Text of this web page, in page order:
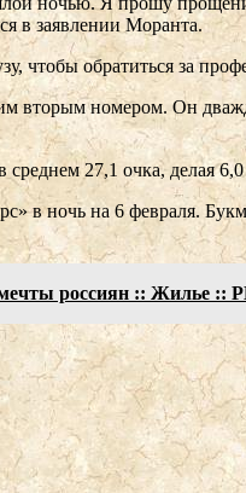
в заявлении Моранта.
чтобы обратиться за
номером. Он
27,1 очка, делая
в ночь на 6 февраля.
россиян :: Жилье ::